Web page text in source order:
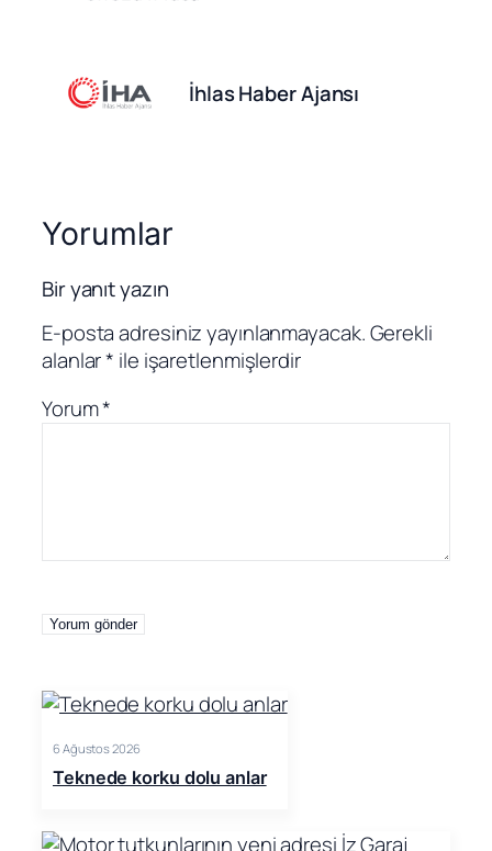
İhlas Haber Ajansı
Yorumlar
Bir yanıt yazın
E-posta adresiniz yayınlanmayacak.Gerekli
alanlar* ile işaretlenmişlerdir
Yorum*
6 Ağustos 2026
Teknede korku dolu anlar